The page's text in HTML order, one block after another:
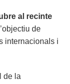
al recinte
de
internacionals i
de la